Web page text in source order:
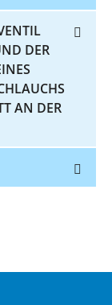
DER
AN DER